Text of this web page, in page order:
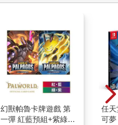
幻獸帕魯卡牌遊戲 第
一彈 紅藍預組+紫綠預
任
可